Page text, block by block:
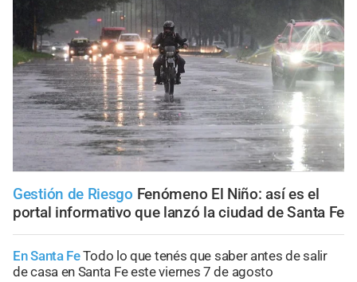
Gestión de Riesgo Fenómeno El Niño: así es el
portal informativo que lanzó la ciudad de Santa Fe
En Santa FeTodo lo que tenés que saber antes de salir
de casa en Santa Fe este viernes 7 de agosto